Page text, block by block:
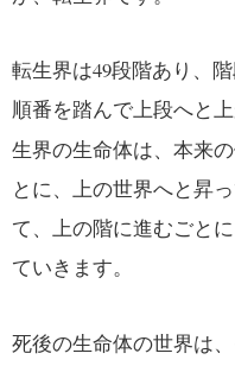
転生界は49段階あり、
順番を踏んで上段へと
生界の生命体は、本来
とに、上の世界へと昇
て、上の階に進むごと
ていきます。
死後の生命体の世界は